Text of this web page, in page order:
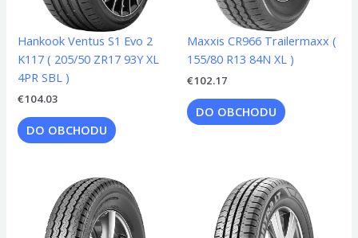
Hankook Ventus S1 Evo 2
K117 ( 205/50 ZR17 93Y XL
4PR SBL )
€104.03
DO OBCHODU
Maxxis CR966 Trailermaxx (
155/80 R13 84N XL )
€102.17
DO OBCHODU